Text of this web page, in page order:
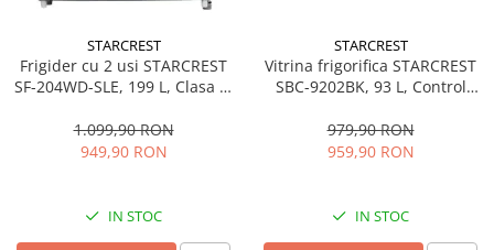
STARCREST
Frigider cu 2 usi STARCREST
SF-204WD-SLE, 199 L, Clasa E,
Termostat Ajustabil, Usi
reversibile, H 143 cm, Argintiu
1.099,90 RON
949,90 RON
IN STOC
STARCREST
Vitrina frigorifica STARCREST
SBC-9202BK, 93 L, Control
83.2 cm, Negru
979,90 RON
959,90 RON
IN STOC